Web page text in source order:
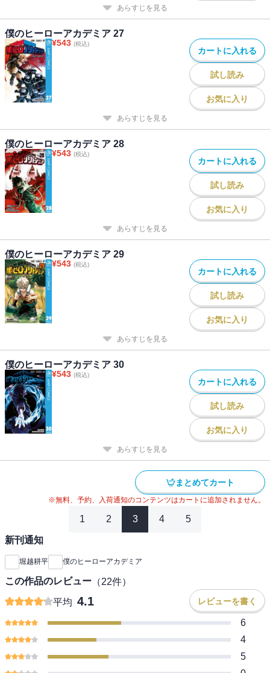
あらすじを見る
僕のヒーローアカデミア 27
¥543 (税込)
カートに入れる
試し読み
お気に入り
あらすじを見る
僕のヒーローアカデミア 28
¥543 (税込)
カートに入れる
試し読み
お気に入り
あらすじを見る
僕のヒーローアカデミア 29
¥543 (税込)
カートに入れる
試し読み
お気に入り
あらすじを見る
僕のヒーローアカデミア 30
¥543 (税込)
カートに入れる
試し読み
お気に入り
あらすじを見る
まとめてカート
※無料、予約、入荷通知のコンテンツはカートに追加されません。
1 2 3 4 5
新刊通知
堀越耕平 僕のヒーローアカデミア
この作品のレビュー （22件）
平均 4.1 レビューを書く
6
4
5